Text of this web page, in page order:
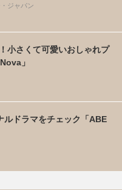
ジャパン
小さくて可愛いおしゃれプ
」
ルドラマをチェック「ABE